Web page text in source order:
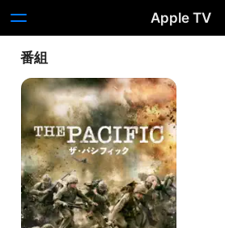
Apple TV
番組
ザ・
シ
フ
ィ
ッ
ク